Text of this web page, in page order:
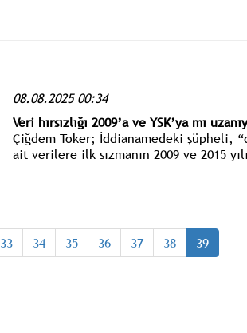
08.08.2025 00:34
Veri hırsızlığı 2009’a ve YSK’ya mı
Çiğdem Toker; İddianamedeki şüpheli,
ait verilere ilk sızmanın 2009 ve 2015
33 34 35 36 37 38 39